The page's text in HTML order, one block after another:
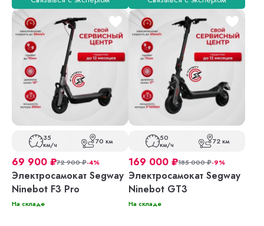
35
км/ч 70 км
69 900 ₽72 900₽-4%
Электросамокат Segway
Ninebot F3 Pro
На складе
50
км/ч 72 км
169 000 ₽185 000₽-9%
Электросамокат Segway
Ninebot GT3
На складе